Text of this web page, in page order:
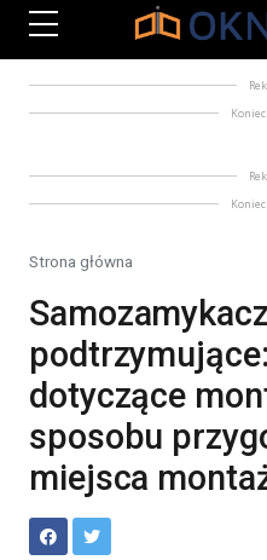
Strona główna
dotyczące
sposobu
miejsca